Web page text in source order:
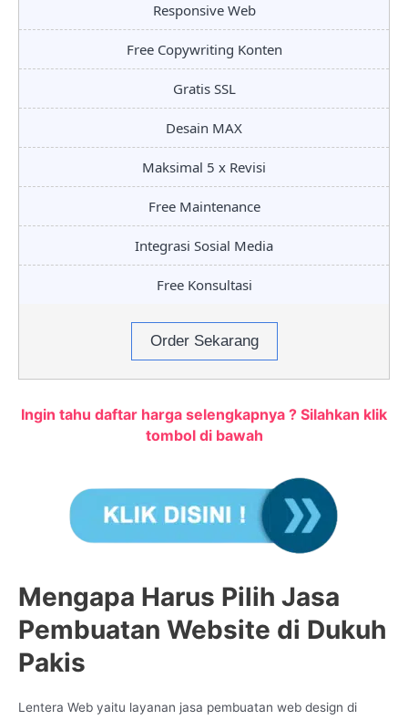
Responsive Web
Free Copywriting Konten
Gratis SSL
Desain MAX
Maksimal 5 x Revisi
Free Maintenance
Integrasi Sosial Media
Free Konsultasi
Order Sekarang
Ingin tahu daftar harga selengkapnya ? Silahkan klik
tombol di bawah
Mengapa Harus Pilih Jasa
Pembuatan Website di Dukuh
Pakis
Lentera Web yaitu layanan jasa pembuatan web design di